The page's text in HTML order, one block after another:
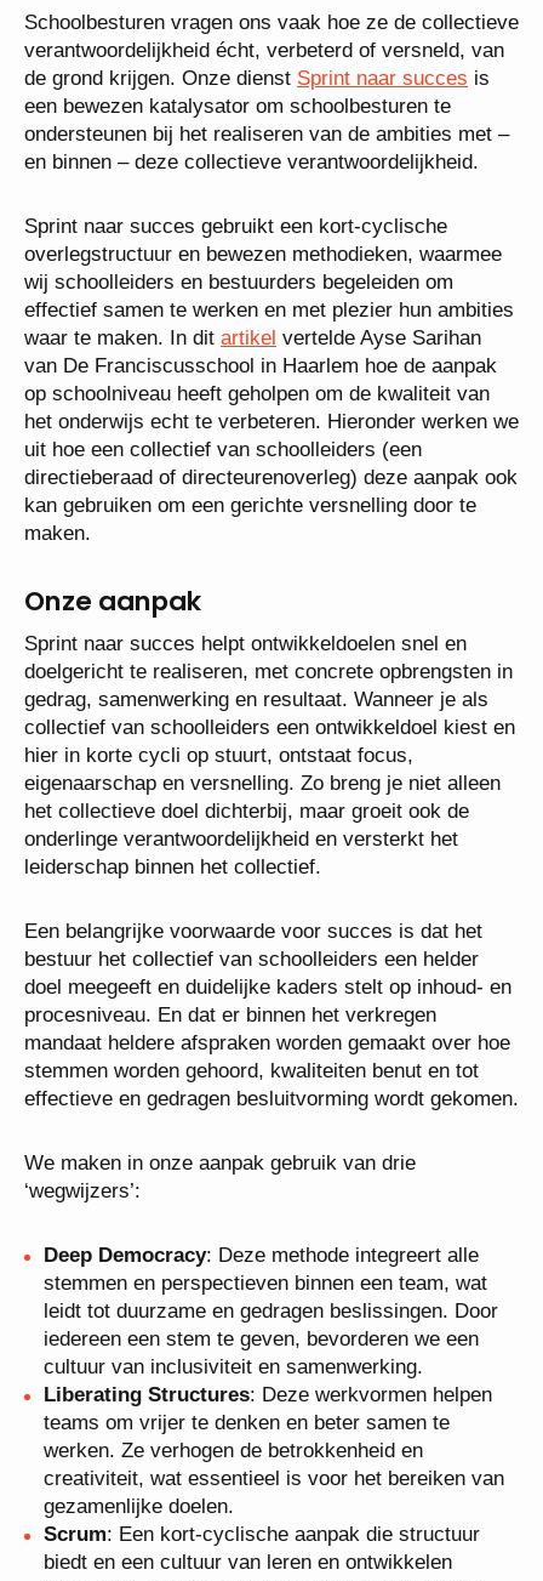
Schoolbesturen vragen ons vaak hoe ze de collectieve
verantwoordelijkheid écht, verbeterd of versneld, van
de grond krijgen. Onze dienst Sprint naar succes is
een bewezen katalysator om schoolbesturen te
ondersteunen bij het realiseren van de ambities met –
en binnen – deze collectieve verantwoordelijkheid.
Sprint naar succes gebruikt een kort-cyclische
overlegstructuur en bewezen methodieken, waarmee
wij schoolleiders en bestuurders begeleiden om
effectief samen te werken en met plezier hun ambities
waar te maken. In dit artikel vertelde Ayse Sarihan
van De Franciscusschool in Haarlem hoe de aanpak
op schoolniveau heeft geholpen om de kwaliteit van
het onderwijs echt te verbeteren. Hieronder werken we
uit hoe een collectief van schoolleiders (een
directieberaad of directeurenoverleg) deze aanpak ook
kan gebruiken om een gerichte versnelling door te
maken.
Onze aanpak
Sprint naar succes helpt ontwikkeldoelen snel en
doelgericht te realiseren, met concrete opbrengsten in
gedrag, samenwerking en resultaat. Wanneer je als
collectief van schoolleiders een ontwikkeldoel kiest en
hier in korte cycli op stuurt, ontstaat focus,
eigenaarschap en versnelling. Zo breng je niet alleen
het collectieve doel dichterbij, maar groeit ook de
onderlinge verantwoordelijkheid en versterkt het
leiderschap binnen het collectief.
Een belangrijke voorwaarde voor succes is dat het
bestuur het collectief van schoolleiders een helder
doel meegeeft en duidelijke kaders stelt op inhoud- en
procesniveau. En dat er binnen het verkregen
mandaat heldere afspraken worden gemaakt over hoe
stemmen worden gehoord, kwaliteiten benut en tot
effectieve en gedragen besluitvorming wordt gekomen.
We maken in onze aanpak gebruik van drie
‘wegwijzers’:
Deep Democracy: Deze methode integreert alle
stemmen en perspectieven binnen een team, wat
leidt tot duurzame en gedragen beslissingen. Door
iedereen een stem te geven, bevorderen we een
cultuur van inclusiviteit en samenwerking.
Liberating Structures: Deze werkvormen helpen
teams om vrijer te denken en beter samen te
werken. Ze verhogen de betrokkenheid en
creativiteit, wat essentieel is voor het bereiken van
gezamenlijke doelen.
Scrum: Een kort-cyclische aanpak die structuur
biedt en een cultuur van leren en ontwikkelen